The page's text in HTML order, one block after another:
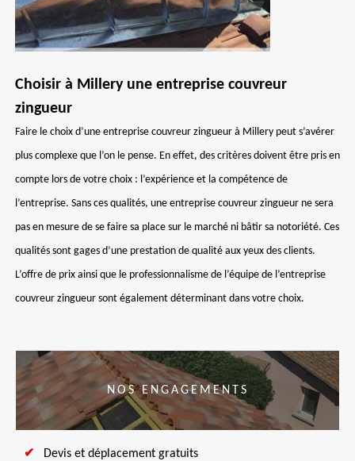
Choisir à Millery une entreprise couvreur
zingueur
Faire le choix d’une entreprise couvreur zingueur à Millery peut s’avérer
plus complexe que l’on le pense. En effet, des critères doivent être pris en
compte lors de votre choix : l’expérience et la compétence de
l’entreprise. Sans ces qualités, une entreprise couvreur zingueur ne sera
pas en mesure de se faire sa place sur le marché ni bâtir sa notoriété. Ces
qualités sont gages d’une prestation de qualité aux yeux des clients.
L’offre de prix ainsi que le professionnalisme de l’équipe de l’entreprise
couvreur zingueur sont également déterminant dans votre choix.
NOS ENGAGEMENTS
Devis et déplacement gratuits